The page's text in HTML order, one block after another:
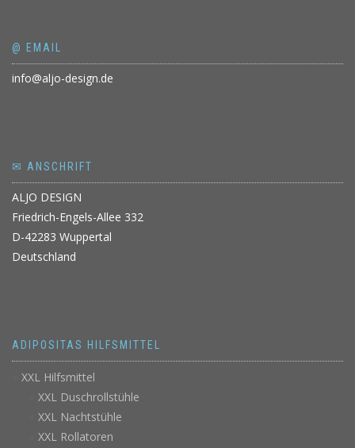
@ EMAIL
info@aljo-design.de
✉ ANSCHRIFT
ALJO DESIGN
Friedrich-Engels-Allee 332
D-42283 Wuppertal
Deutschland
ADIPOSITAS HILFSMITTEL
XXL Hilfsmittel
XXL Duschrollstühle
XXL Nachtstühle
XXL Rollatoren